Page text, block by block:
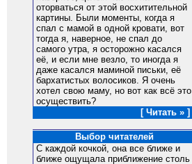
оторваться от этой восхитительной
картины. Были моменты, когда я
спал с мамой в одной кровати, вот
тогда я, наверное, не спал до
самого утра, я осторожно касался
её, и если мне везло, то иногда я
даже касался маминой письки, её
бархатистых волосиков. Я очень
хотел свою маму, но вот как всё это
осуществить?
[ Читать » ]
Выбор читателей
С каждой кочкой, она все ближе и
ближе ощущала приближение столь